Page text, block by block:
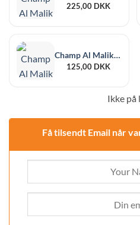
225,00 DKK
Champ Al Malik Essaouira Vandpibe 25 cm
125,00 DKK
Ikke på
Få tilsendt Email når